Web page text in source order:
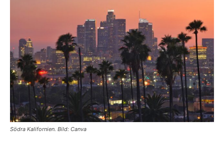
Södra Kalifornien. Bild: Canva